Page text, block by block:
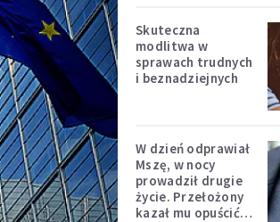
Skuteczna
modlitwa w
sprawach trudnych
i beznadziejnych
W dzień odprawiał
Mszę, w nocy
prowadził drugie
życie. Przełożony
kazał mu opuścić